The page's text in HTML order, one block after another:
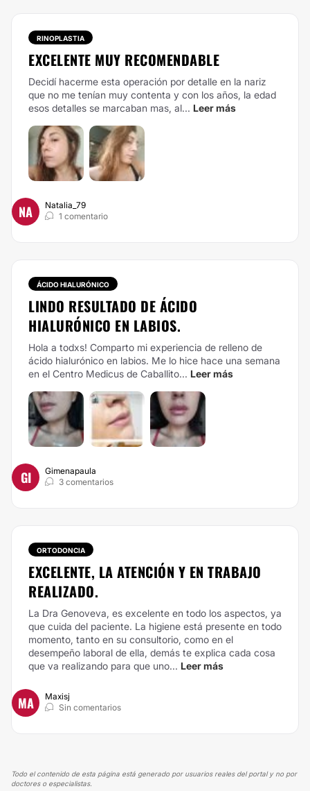
RINOPLASTIA
EXCELENTE MUY RECOMENDABLE
Decidí hacerme esta operación por detalle en la nariz
que no me tenían muy contenta y con los años, la edad
esos detalles se marcaban mas, al... Leer más
NA
Natalia_79
1 comentario
ÁCIDO HIALURÓNICO
LINDO RESULTADO DE ÁCIDO
HIALURÓNICO EN LABIOS.
Hola a todxs! Comparto mi experiencia de relleno de
ácido hialurónico en labios. Me lo hice hace una semana
en el Centro Medicus de Caballito... Leer más
GI
Gimenapaula
3 comentarios
ORTODONCIA
EXCELENTE, LA ATENCIÓN Y EN TRABAJO
REALIZADO.
La Dra Genoveva, es excelente en todo los aspectos, ya
que cuida del paciente. La higiene está presente en todo
momento, tanto en su consultorio, como en el
desempeño laboral de ella, demás te explica cada cosa
que va realizando para que uno... Leer más
MA
Maxisj
Sin comentarios
Todo el contenido de esta página está generado por usuarios reales del portal y no por
doctores o especialistas.